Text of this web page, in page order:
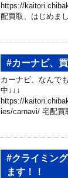
https://
配買取、はじめま
#カーナビ、
カーナビ、なんで
中↓↓↓
https://
ies/carnavi/ 宅配買
#クライミン
ます！！